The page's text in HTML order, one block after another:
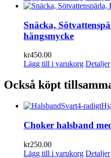
Snäcka,
hängsmycke
kr450.00
Lägg till i varukorg Detaljer
Också köpt
Choker halsband
kr250.00
Lägg till i varukorg Detaljer